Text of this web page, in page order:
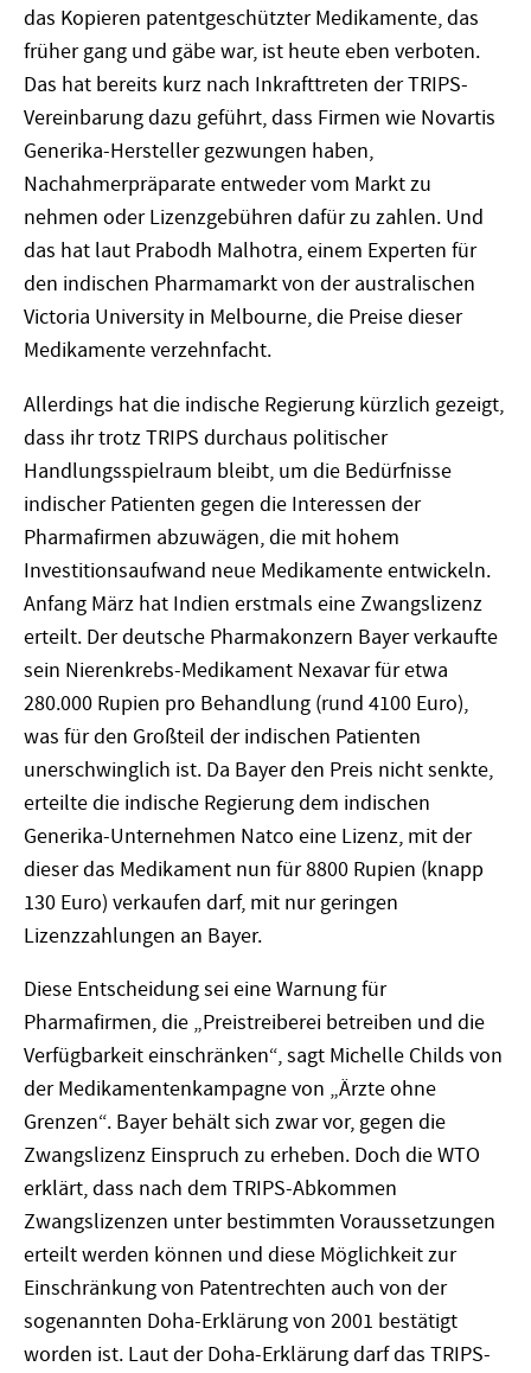
das Kopieren patentgeschützter Medikamente, das
früher gang und gäbe war, ist heute eben verboten.
Das hat bereits kurz nach Inkrafttreten der TRIPS-
Vereinbarung dazu geführt, dass Firmen wie Novartis
Generika-Hersteller gezwungen haben,
Nachahmerpräparate entweder vom Markt zu
nehmen oder Lizenzgebühren dafür zu zahlen. Und
das hat laut Prabodh Malhotra, einem Experten für
den indischen Pharmamarkt von der australischen
Victoria University in Melbourne, die Preise dieser
Medikamente verzehnfacht.
Allerdings hat die indische Regierung kürzlich gezeigt,
dass ihr trotz TRIPS durchaus politischer
Handlungsspielraum bleibt, um die Bedürfnisse
indischer Patienten gegen die Interessen der
Pharmafirmen abzuwägen, die mit hohem
Investitionsaufwand neue Medikamente entwickeln.
Anfang März hat Indien erstmals eine Zwangslizenz
erteilt. Der deutsche Pharmakonzern Bayer verkaufte
sein Nierenkrebs-Medikament Nexavar für etwa
280.000 Rupien pro Behandlung (rund 4100 Euro),
was für den Großteil der indischen Patienten
unerschwinglich ist. Da Bayer den Preis nicht senkte,
erteilte die indische Regierung dem indischen
Generika-Unternehmen Natco eine Lizenz, mit der
dieser das Medikament nun für 8800 Rupien (knapp
130 Euro) verkaufen darf, mit nur geringen
Lizenzzahlungen an Bayer.
Diese Entscheidung sei eine Warnung für
Pharmafirmen, die „Preistreiberei betreiben und die
Verfügbarkeit einschränken“, sagt Michelle Childs von
der Medikamentenkampagne von „Ärzte ohne
Grenzen“. Bayer behält sich zwar vor, gegen die
Zwangslizenz Einspruch zu erheben. Doch die WTO
erklärt, dass nach dem TRIPS-Abkommen
Zwangslizenzen unter bestimmten Voraussetzungen
erteilt werden können und diese Möglichkeit zur
Einschränkung von Patentrechten auch von der
sogenannten Doha-Erklärung von 2001 bestätigt
worden ist. Laut der Doha-Erklärung darf das TRIPS-